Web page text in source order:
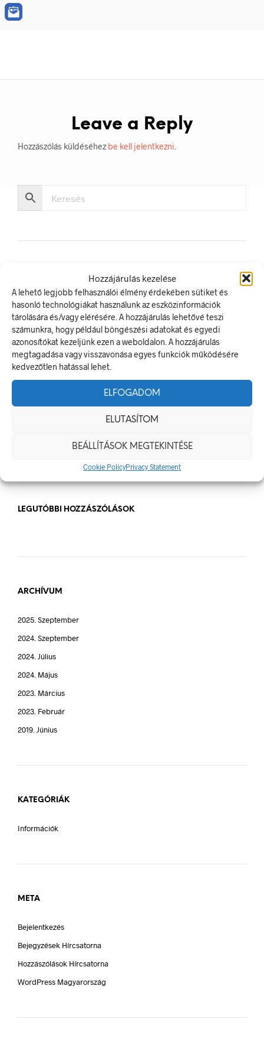
Hozzájárulás kezelése
A lehető legjobb felhasználói élmény érdekében sütiket és
hasonló technológiákat használunk az eszközinformációk
tárolására és/vagy elérésére. A hozzájárulás lehetővé teszi
számunkra, hogy például böngészési adatokat és egyedi
azonosítókat kezeljünk ezen a weboldalon. A hozzájárulás
megtagadása vagy visszavonása egyes funkciók működésére
kedvezőtlen hatással lehet.
ELFOGADOM
ELUTASÍTOM
BEÁLLÍTÁSOK MEGTEKINTÉSE
Cookie PolicyPrivacy Statement
Leave a Reply
Hozzászólás küldéséhez be kell jelentkezni
LEGUTÓBBI BEJEGYZÉSEK
Munkavédelmi Táblák És Biztonsági Jelzések – Miért
Nélkülözhetetlenek A Munkahelyen?
Jól Láthatósági Mellény: Miért Fontos, Hogyan Válaszd Ki,
És Hogyan Teheted Egyedivé?
Céges Logóval Ellátott Pólók: Az Identitás És Csapatszellem
A Biztonságos Hulladékgazdálkodás: A Hulladékgyűjtő
Jelek Fontossága
Ellenőrzés És Tudatosság Fontossága
LEGUTÓBBI HOZZÁSZÓLÁSOK
ARCHÍVUM
2025. Szeptember
2024. Szeptember
2024. Július
2024. Május
2023. Március
2023. Február
2019. Június
KATEGÓRIÁK
Információk
META
Bejelentkezés
Bejegyzések Hírcsatorna
Hozzászólások Hírcsatorna
WordPress Magyarország